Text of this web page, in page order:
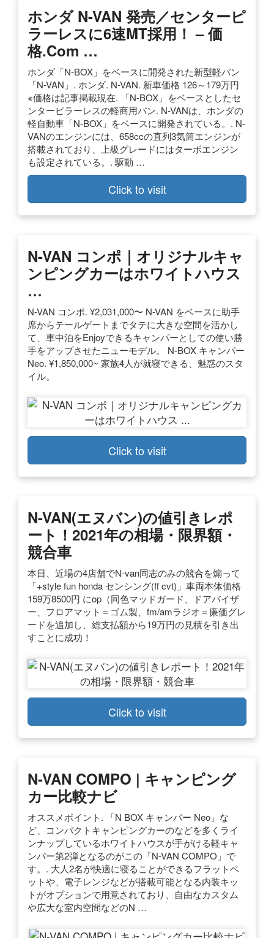
ホンダ N-VAN 発売／センターピ
ラーレスに6速MT採用！ – 価
格.com …
ホンダ「N-BOX」をベースに開発された新型軽バン
「N-VAN」. ホンダ. N-VAN. 新車価格 126～179万円
※価格は記事掲載現在. 「N-BOX」をベースとしたセ
ンターピラーレスの軽商用バン. N-VANは、ホンダの
軽自動車「N-BOX」をベースに開発されている。. N-
VANのエンジンには、658ccの直列3気筒エンジンが
搭載されており、上級グレードにはターボエンジン
も設定されている。. 駆動 …
Click to visit
N-VAN コンポ｜オリジナルキャ
ンピングカーはホワイトハウス
…
N-VAN コンポ. ¥2,031,000〜 N-VAN をベースに助手
席からテールゲートまでタテに大きな空間を活かし
て、車中泊をEnjoyできるキャンパーとしての使い勝
手をアップさせたニューモデル。 N-BOX キャンパー
Neo. ¥1,850,000~ 家族4人が就寝できる、魅惑のスタ
イル。
Click to visit
N-VAN(エヌバン)の値引きレポ
ート！2021年の相場・限界額・
競合車
本日、近場の4店舗でN-van同志のみの競合を煽って
「+style fun honda センシング(ff cvt)」車両本体価格
159万8500円 にop（同色マッドガード、ドアバイザ
ー、フロアマット＝ゴム製、fm/amラジオ＝廉価グレ
ードを追加し、総支払額から19万円の見積を引き出
すことに成功！
Click to visit
N-VAN COMPO | キャンピング
カー比較ナビ
オススメポイント. 「N BOX キャンパー Neo」な
ど、コンパクトキャンピングカーのなどを多くライ
ンナップしているホワイトハウスが手がける軽キャ
ンパー第2弾となるのがこの「N-VAN COMPO」で
す。. 大人2名が快適に寝ることができるフラットベ
ットや、電子レンジなどが搭載可能となる内装キッ
トがオプションで用意されており、自由なカスタム
や広大な室内空間などのN …